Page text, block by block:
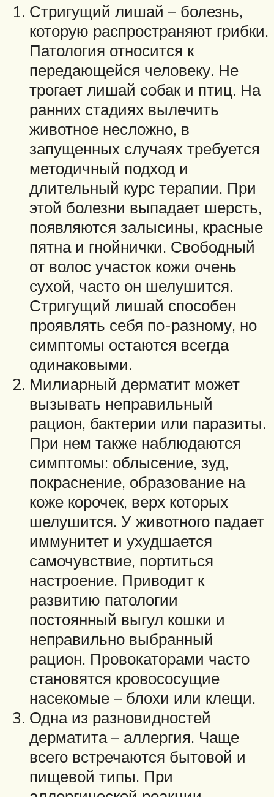
Стригущий лишай – болезнь,
которую распространяют грибки.
Патология относится к
передающейся человеку. Не
трогает лишай собак и птиц. На
ранних стадиях вылечить
животное несложно, в
запущенных случаях требуется
методичный подход и
длительный курс терапии. При
этой болезни выпадает шерсть,
появляются залысины, красные
пятна и гнойнички. Свободный
от волос участок кожи очень
сухой, часто он шелушится.
Стригущий лишай способен
проявлять себя по-разному, но
симптомы остаются всегда
одинаковыми.
Милиарный дерматит может
вызывать неправильный
рацион, бактерии или паразиты.
При нем также наблюдаются
симптомы: облысение, зуд,
покраснение, образование на
коже корочек, верх которых
шелушится. У животного падает
иммунитет и ухудшается
самочувствие, портиться
настроение. Приводит к
развитию патологии
постоянный выгул кошки и
неправильно выбранный
рацион. Провокаторами часто
становятся кровососущие
насекомые – блохи или клещи.
Одна из разновидностей
дерматита – аллергия. Чаще
всего встречаются бытовой и
пищевой типы. При